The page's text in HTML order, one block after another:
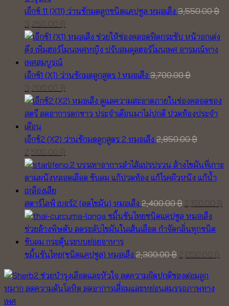
เอ็กซ์ 11 (X11) ว่านชักมดลูกชนิดแคปซูล หมอเส็ง 3,550.00฿
price
was:
3,550.00 ฿.
price
is:
เอ็กซ์1 (X1) ว่านชักมดลูกสูตร 1 หมอเส็ง 3,700.00฿
price
was:
3,700.00 ฿.
price
is:
เอ็กซ์2 (X2) ว่านชักมดลูกสูตร 2 หมอเส็ง 2,850.00฿
price
was:
2,850.00 ฿.
price
is:
สตาร์ไลฟ์ เบอร์2 (ลดไขมัน) หมอเส็ง 2,400.00฿
price
was:
ขมิ้นชันไทย(ชนิดแคปซูล) หมอเส็ง 2,300.00฿
was:
2,300.00 ฿.